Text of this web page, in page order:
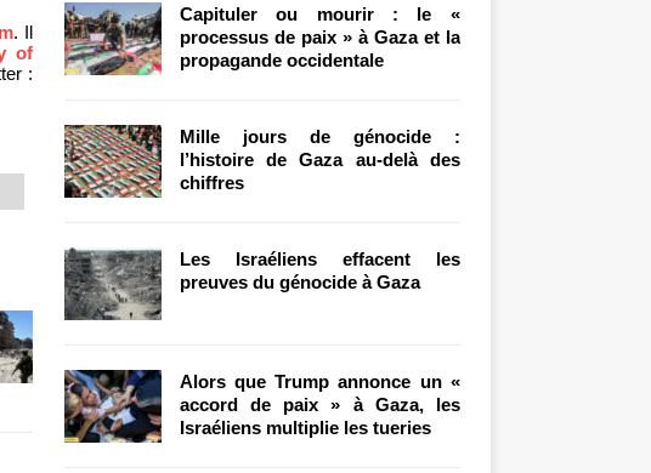
. Il
of
:
Capituler ou mourir : le «
processus de paix » à Gaza et la
propagande occidentale
Mille jours de génocide :
l’histoire de Gaza au-delà des
chiffres
Les Israéliens effacent les
preuves du génocide à Gaza
Alors que Trump annonce un «
accord de paix » à Gaza, les
Israéliens multiplie les tueries